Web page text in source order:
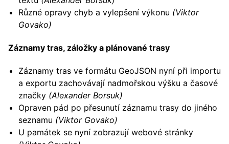
Různé opravy chyb a vylepšení výkonu (Viktor
Govako)
Záznamy tras, záložky a plánované trasy
Záznamy tras ve formátu GeoJSON nyní při importu
a exportu zachovávají nadmořskou výšku a časové
značky (Alexander Borsuk)
Opraven pád po přesunutí záznamu trasy do jiného
seznamu (Viktor Govako)
U památek se nyní zobrazují webové stránky